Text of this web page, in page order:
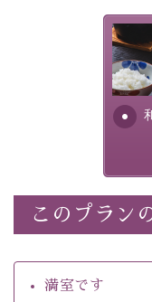
・露天風呂付き客
・朝夕個室料亭で
・諏訪大社4社を巡
・館内着をご用意
・就寝用パジャマを
・環境に配慮した
・チェックイン15
・朝夕個室料亭で
・夕食は地産地消
さっ
れる
ふん
安全
このプラン
満室です